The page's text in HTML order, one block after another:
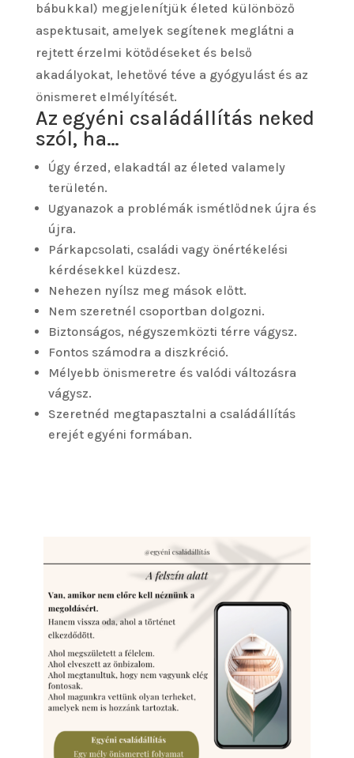
bábukkal) megjelenítjük életed különböző
aspektusait, amelyek segítenek meglátni a
rejtett érzelmi kötődéseket és belső
akadályokat, lehetővé téve a gyógyulást és az
önismeret elmélyítését.
Az egyéni családállítás neked
szól, ha…
Úgy érzed, elakadtál az életed valamely
területén.
Ugyanazok a problémák ismétlődnek újra és
újra.
Párkapcsolati, családi vagy önértékelési
kérdésekkel küzdesz.
Nehezen nyílsz meg mások előtt.
Nem szeretnél csoportban dolgozni.
Biztonságos, négyszemközti térre vágysz.
Fontos számodra a diszkréció.
Mélyebb önismeretre és valódi változásra
vágysz.
Szeretnéd megtapasztalni a családállítás
erejét egyéni formában.